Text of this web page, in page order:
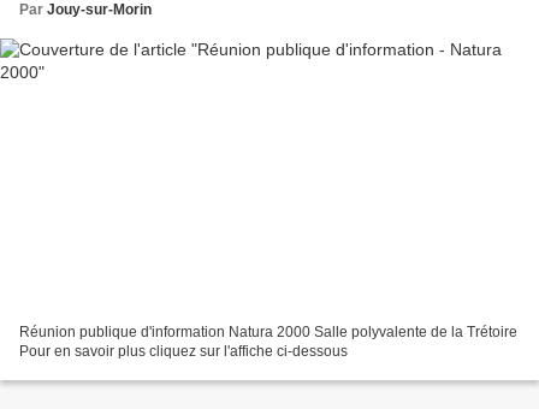
Par Jouy-sur-Morin
Réunion publique d'information Natura 2000 Salle polyvalente de la Trétoire
Pour en savoir plus cliquez sur l'affiche ci-dessous